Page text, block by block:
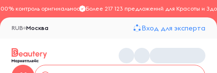
контроль оригинальностиБолее 217 123 предложений для Красоты и
Москва
RUB Вход для эксперта